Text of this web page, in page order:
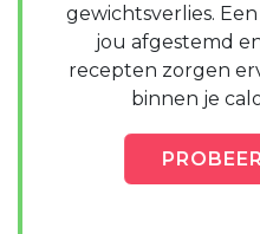
gewichtsverlies.
jou afgestemd
recepten zorgen
binnen je
PROBEER